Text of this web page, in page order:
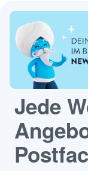
Jede